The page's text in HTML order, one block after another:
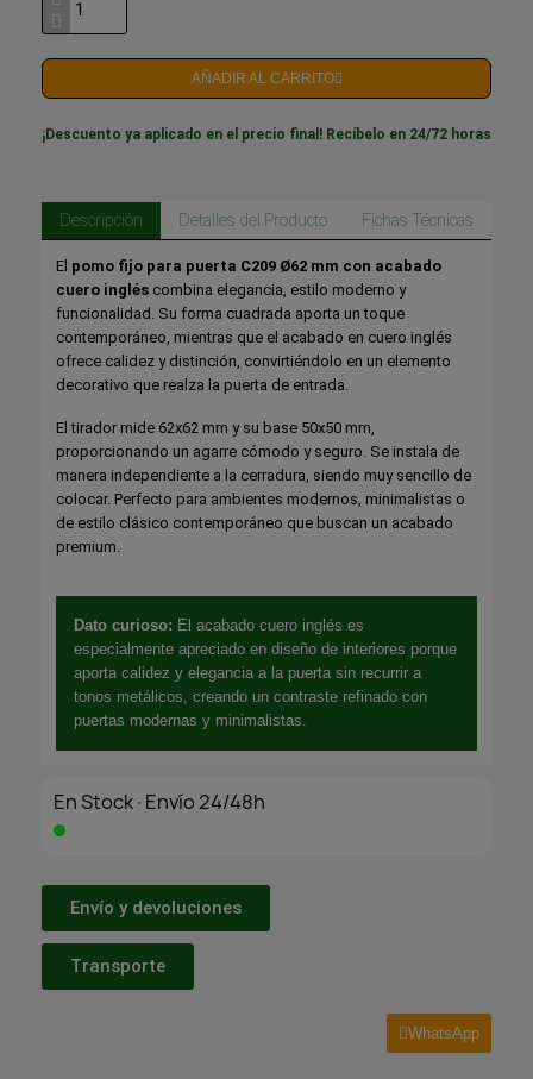
AÑADIR AL CARRITO
¡Descuento ya aplicado en el precio final! Recíbelo en 24/72 horas
Descripción Detalles del Producto Fichas Técnicas
El pomo fijo para puerta C209 Ø62 mm con acabado
cuero inglés combina elegancia, estilo moderno y
funcionalidad. Su forma cuadrada aporta un toque
contemporáneo, mientras que el acabado en cuero inglés
ofrece calidez y distinción, convirtiéndolo en un elemento
decorativo que realza la puerta de entrada.
El tirador mide 62x62 mm y su base 50x50 mm,
proporcionando un agarre cómodo y seguro. Se instala de
manera independiente a la cerradura, siendo muy sencillo de
colocar. Perfecto para ambientes modernos, minimalistas o
de estilo clásico contemporáneo que buscan un acabado
premium.
Dato curioso: El acabado cuero inglés es
especialmente apreciado en diseño de interiores porque
aporta calidez y elegancia a la puerta sin recurrir a
tonos metálicos, creando un contraste refinado con
puertas modernas y minimalistas.
En Stock·Envío 24/48h
Envío y devoluciones
Transporte
WhatsApp